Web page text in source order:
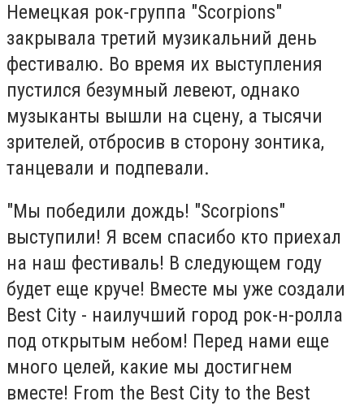
Немецкая рок-группа "Scorpions"
закрывала третий музикальний день
фестивалю. Во время их выступления
пустился безумный левеют, однако
музыканты вышли на сцену, а тысячи
зрителей, отбросив в сторону зонтика,
танцевали и подпевали.
"Мы победили дождь! "Scorpions"
выступили! Я всем спасибо кто приехал
на наш фестиваль! В следующем году
будет еще круче! Вместе мы уже создали
Best City - наилучший город рок-н-ролла
под открытым небом! Перед нами еще
много целей, какие мы достигнем
вместе! From the Best City to the Best